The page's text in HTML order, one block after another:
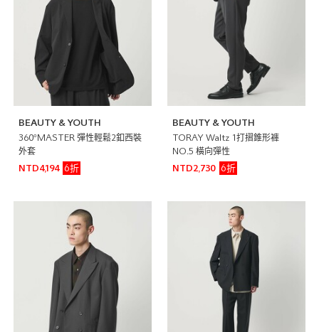
BEAUTY & YOUTH
360°MASTER 彈性輕鬆2釦西裝
外套
NTD4,194
6折
BEAUTY & YOUTH
TORAY Waltz 1打摺錐形褲
NO.5 橫向彈性
NTD2,730
6折